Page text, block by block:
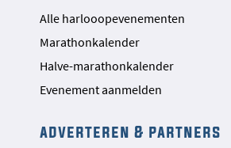
Alle harlooopevenementen
Marathonkalender
Halve-marathonkalender
Evenement aanmelden
adverteren & partners